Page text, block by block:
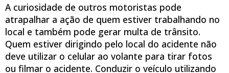
A curiosidade de outros motoristas pode
atrapalhar a ação de quem estiver trabalhando no
local e também pode gerar multa de trânsito.
Quem estiver dirigindo pelo local do acidente não
deve utilizar o celular ao volante para tirar fotos
ou filmar o acidente. Conduzir o veículo utilizando